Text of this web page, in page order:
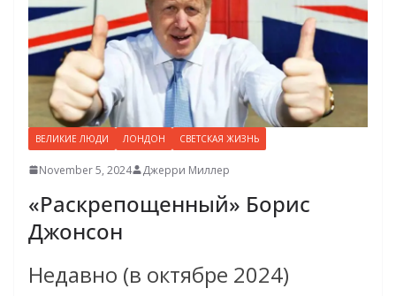
ВЕЛИКИЕ ЛЮДИ ЛОНДОН СВЕТСКАЯ ЖИЗНЬ
November 5, 2024 Джерри Миллер
«Раскрепощенный» Борис
Джонсон
Недавно (в октябре 2024)